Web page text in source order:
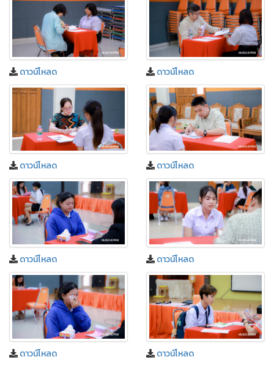
ดาวน์โหลด ดาวน์โหลด
ดาวน์โหลด ดาวน์โหลด
ดาวน์โหลด ดาวน์โหลด
ดาวน์โหลด ดาวน์โหลด